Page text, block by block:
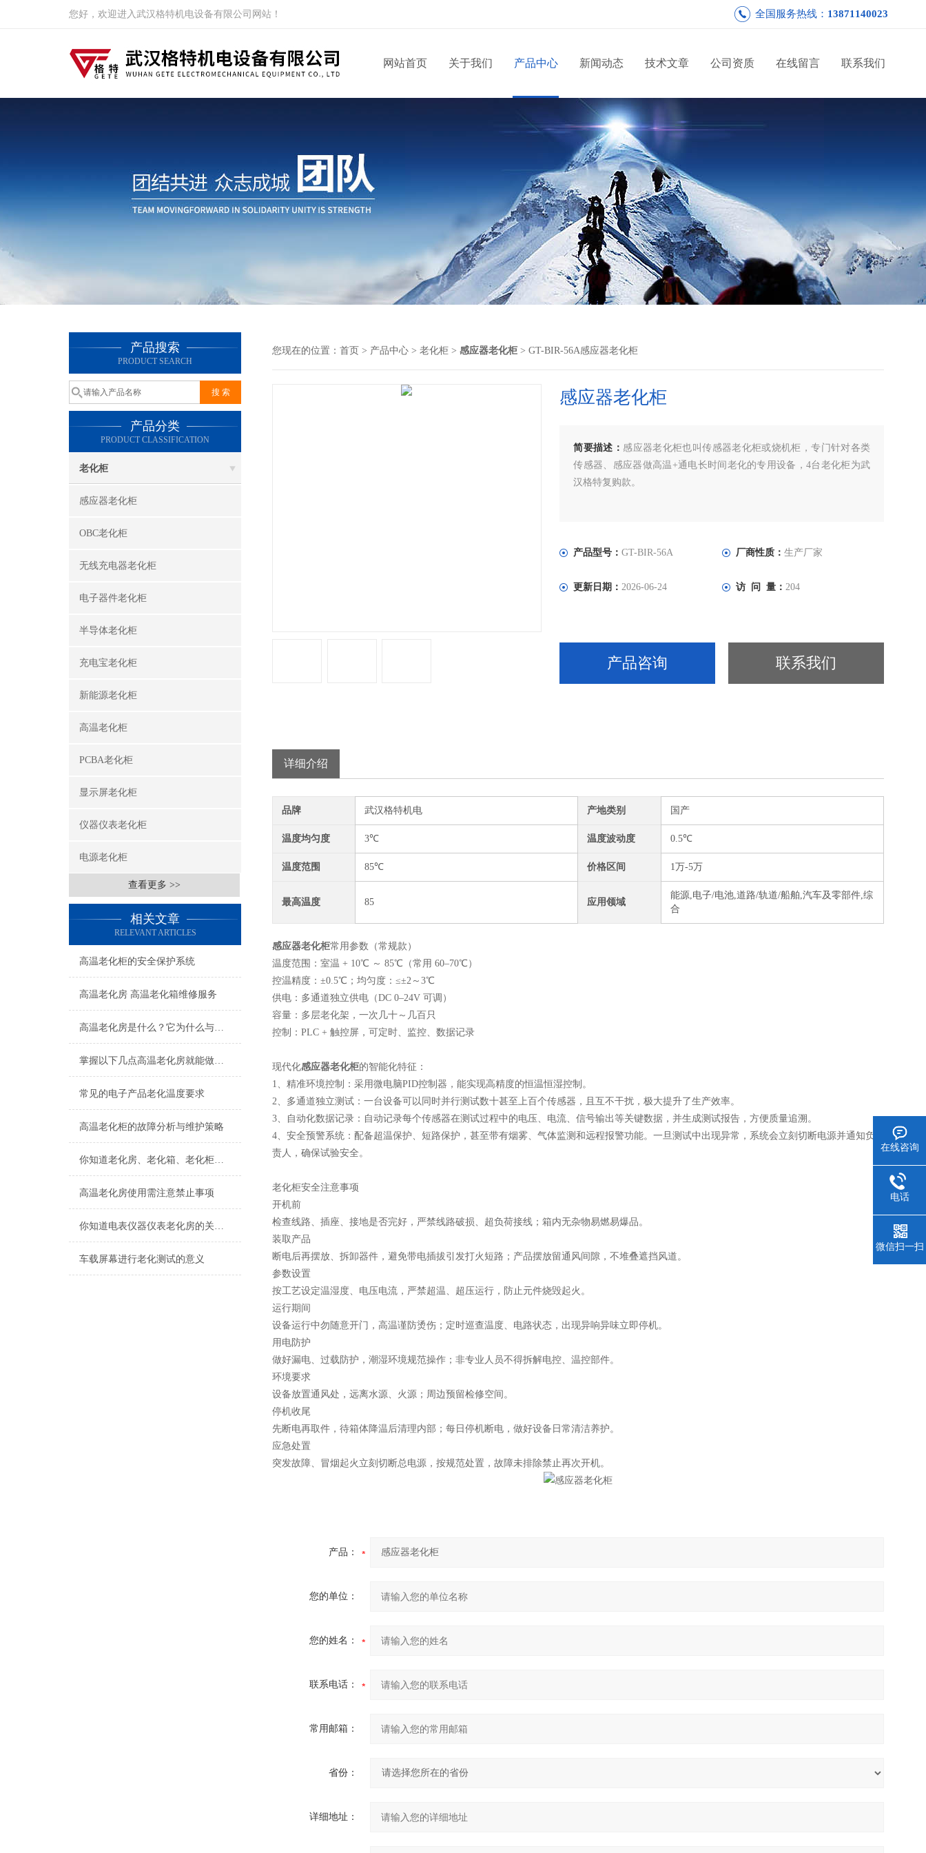
您好，欢迎进入武汉格特机电设备有限公司网站！ 全国服务热线： 13871140023
网站首页 关于我们 产品中心 新闻动态 技术文章 公司资质 在线留言 联系我们
产品搜索
PRODUCT SEARCH
产品分类
PRODUCT CLASSIFICATION
老化柜
感应器老化柜
OBC老化柜
无线充电器老化柜
电子器件老化柜
半导体老化柜
充电宝老化柜
新能源老化柜
高温老化柜
PCBA老化柜
显示屏老化柜
仪器仪表老化柜
电源老化柜
查看更多 >>
相关文章
RELEVANT ARTICLES
高温老化柜的安全保护系统
高温老化房 高温老化箱维修服务
高温老化房是什么？它为什么与电子行业息息相关
掌握以下几点高温老化房就能做到节能省电
常见的电子产品老化温度要求
高温老化柜的故障分析与维护策略
你知道老化房、老化箱、老化柜的区别吗
高温老化房使用需注意禁止事项
你知道电表仪器仪表老化房的关键系统是什么吗
车载屏幕进行老化测试的意义
您现在的位置： 首页 > 产品中心 > 老化柜 > 感应器老化柜 > GT-BIR-56A感应器老化柜
感应器老化柜
简要描述： 感应器老化柜也叫传感器老化柜或烧机柜，专门针对各类
传感器、感应器做高温+通电长时间老化的专用设备，4台老化柜为武
汉格特复购款。
产品型号：GT-BIR-56A 厂商性质： 生产厂家
更新日期：2026-06-24 访 问 量： 204
产品咨询 联系我们
详细介绍
品牌 武汉格特机电 产地类别 国产
温度均匀度 3℃ 温度波动度 0.5℃
温度范围 85℃ 价格区间 1万-5万
最高温度 85 应用领域
能源,电子/电池,道路/轨道/船舶,汽车及零部件,综
合
感应器老化柜常用参数（常规款）
温度范围：室温 + 10℃ ～ 85℃（常用 60–70℃）
控温精度：±0.5℃；均匀度：≤±2～3℃
供电：多通道独立供电（DC 0–24V 可调）
容量：多层老化架，一次几十～几百只
控制：PLC + 触控屏，可定时、监控、数据记录
现代化感应器老化柜的智能化特征：
1、精准环境控制：采用微电脑PID控制器，能实现高精度的恒温恒湿控制。
2、多通道独立测试：一台设备可以同时并行测试数十甚至上百个传感器，且互不干扰，极大提升了生产效率。
3、自动化数据记录：自动记录每个传感器在测试过程中的电压、电流、信号输出等关键数据，并生成测试报告，方便质量追溯。
4、安全预警系统：配备超温保护、短路保护，甚至带有烟雾、气体监测和远程报警功能。一旦测试中出现异常，系统会立刻切断电源并通知负
责人，确保试验安全。
老化柜安全注意事项
开机前
检查线路、插座、接地是否完好，严禁线路破损、超负荷接线；箱内无杂物易燃易爆品。
装取产品
断电后再摆放、拆卸器件，避免带电插拔引发打火短路；产品摆放留通风间隙，不堆叠遮挡风道。
参数设置
按工艺设定温湿度、电压电流，严禁超温、超压运行，防止元件烧毁起火。
运行期间
设备运行中勿随意开门，高温谨防烫伤；定时巡查温度、电路状态，出现异响异味立即停机。
用电防护
做好漏电、过载防护，潮湿环境规范操作；非专业人员不得拆解电控、温控部件。
环境要求
设备放置通风处，远离水源、火源；周边预留检修空间。
停机收尾
先断电再取件，待箱体降温后清理内部；每日停机断电，做好设备日常清洁养护。
应急处置
突发故障、冒烟起火立刻切断总电源，按规范处置，故障未排除禁止再次开机。
产品：
您的单位：
您的姓名：
联系电话：
常用邮箱：
省份：
详细地址：
在线咨询
电话
微信扫一扫